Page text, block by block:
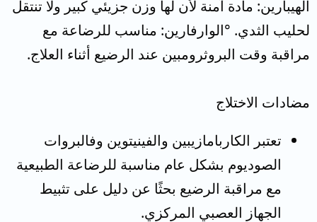
الهيبارين: مادة آمنة لأن لها وزن جزيئي كبير ولا تنتقل
لحليب الثدي. °الوارفارين: مناسب للرضاعة مع
مراقبة وقت البروثرومبين عند الرضيع أثناء العلاج.
مضادات الاختلاج
تعتبر الكاربامازيبين والفينيتوين وفالبروات
الصوديوم بشكل عام مناسبة للرضاعة الطبيعية
مع مراقبة الرضيع بحثًا عن دليل على تثبيط
الجهاز العصبي المركزي.